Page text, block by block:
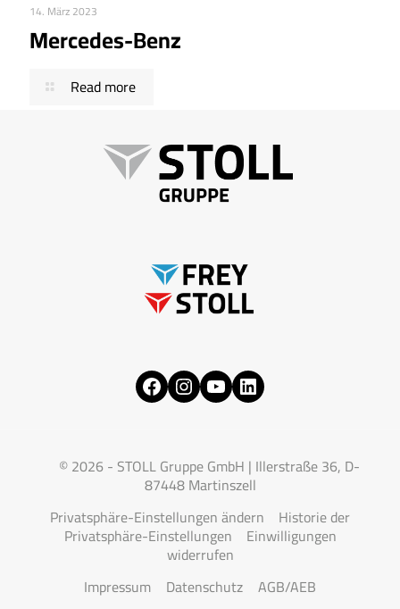
14. März 2023
Mercedes-Benz
Read more
Facebook
Instagram
YouTubeLinkedIn
© 2026 - STOLL Gruppe GmbH | Illerstraße 36, D-
87448 Martinszell
Privatsphäre-Einstellungen ändern Historie der
Privatsphäre-Einstellungen Einwilligungen
widerrufen
Impressum Datenschutz AGB/AEB